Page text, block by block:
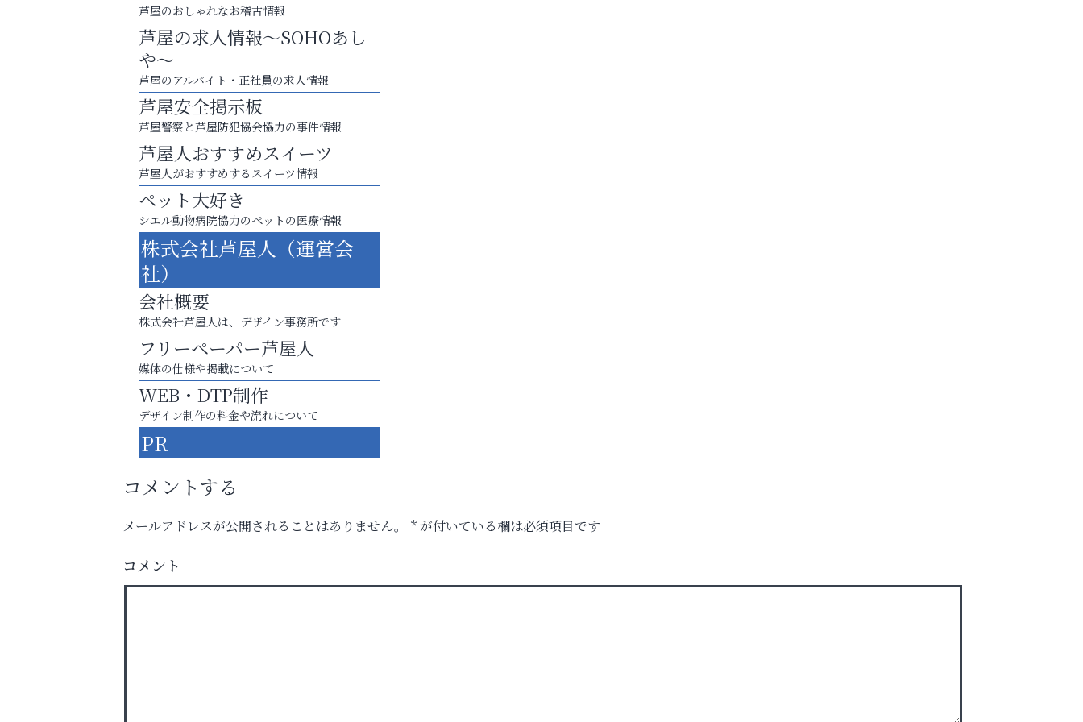
お子さまにも大人にも、優しく寄り添う
OTTO南芦屋浜皮膚科クリニック、開院！
いわみ眼科
に知っておきたい子どもの近視対策～
便利屋ファースト
芦屋のおしゃれなお稽古情報
芦屋の求人情報～SOHOあし
や～
芦屋のアルバイト・正社員の求人情報
芦屋安全掲示板
芦屋警察と芦屋防犯協会協力の事件情報
芦屋人おすすめスイーツ
芦屋人がおすすめするスイーツ情報
ペット大好き
シエル動物病院協力のペットの医療情報
株式会社芦屋人（運営会
社）
会社概要
株式会社芦屋人は、デザイン事務所です
フリーペーパー芦屋人
媒体の仕様や掲載について
WEB・DTP制作
デザイン制作の料金や流れについて
PR
コメントする
メールアドレスが公開されることはありません。 *が付いている欄は必須項目です
コメント